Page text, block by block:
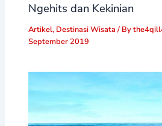
Ngehits dan Kekinian
Artikel, Destinasi Wisata/ By
September 2019